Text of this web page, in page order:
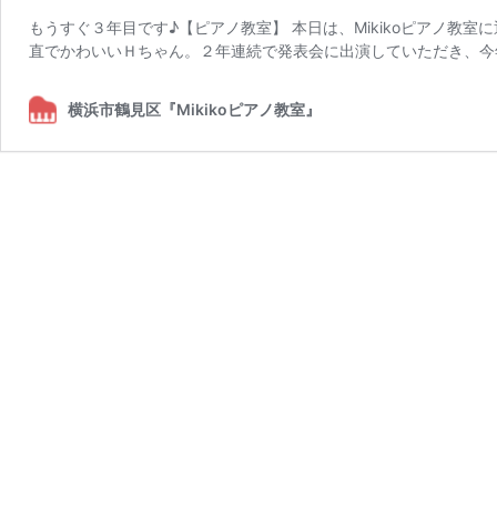
もうすぐ３年目です♪【ピアノ教室】 本日は、Mikikoピアノ教室
直でかわいいＨちゃん。２年連続で発表会に出演していただき、
横浜市鶴見区『Mikikoピアノ教室』